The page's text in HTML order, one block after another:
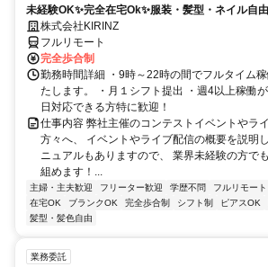
未経験OK✨完全在宅Ok✨服装・髪型・ネイル自
株式会社KIRINZ
フルリモート
完全歩合制
勤務時間詳細 ・9時～22時の間でフルタイム
たします。 ・月１シフト提出 ・週4以上稼働
日対応できる方特に歓迎！
仕事内容 弊社主催のコンテストイベントやラ
方々へ、 イベントやライブ配信の概要を説明
ニュアルもありますので、 業界未経験の方で
組めます！...
主婦・主夫歓迎 フリーター歓迎 学歴不問 フルリモート
在宅OK
ブランクOK 完全歩合制 シフト制 ピアスOK
髪型・髪色自由
業務委託